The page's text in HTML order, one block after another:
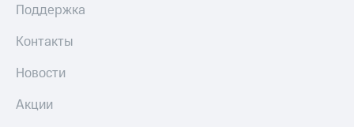
Поддержка
Контакты
Новости
Акции